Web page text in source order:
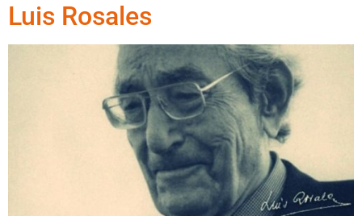
Luis Rosales